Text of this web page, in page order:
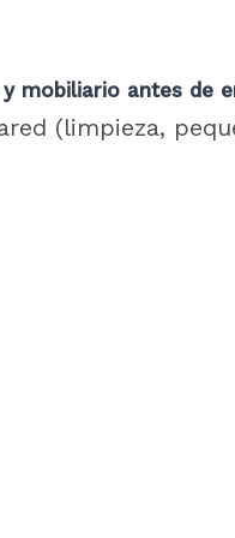
mobiliario antes de
(limpieza,